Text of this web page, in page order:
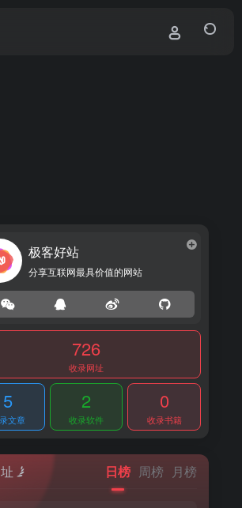
极客好站
分享互联网最具价值的网站
726
收录网址
5
文章
2
收录软件
0
收录书籍
日榜 周榜 月榜